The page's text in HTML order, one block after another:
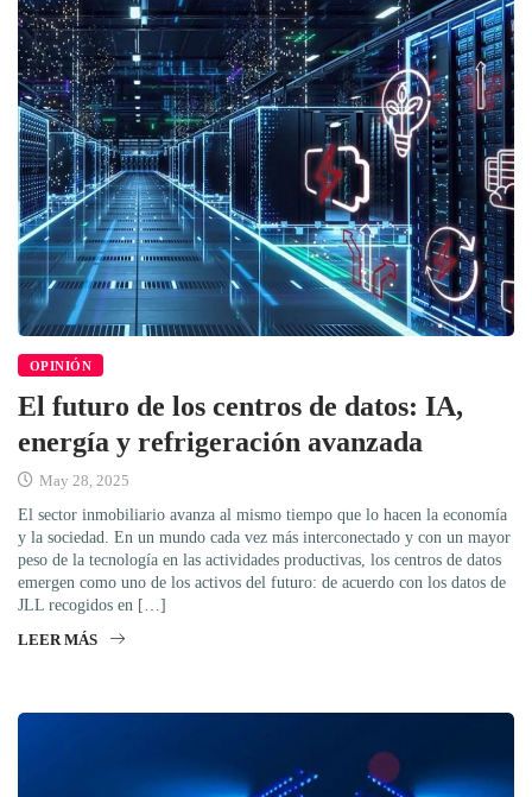
OPINIÓN
El futuro de los centros de datos: IA,
energía y refrigeración avanzada
May 28, 2025
El sector inmobiliario avanza al mismo tiempo que lo hacen la economía
y la sociedad. En un mundo cada vez más interconectado y con un mayor
peso de la tecnología en las actividades productivas, los centros de datos
emergen como uno de los activos del futuro: de acuerdo con los datos de
JLL recogidos en […]
LEER MÁS